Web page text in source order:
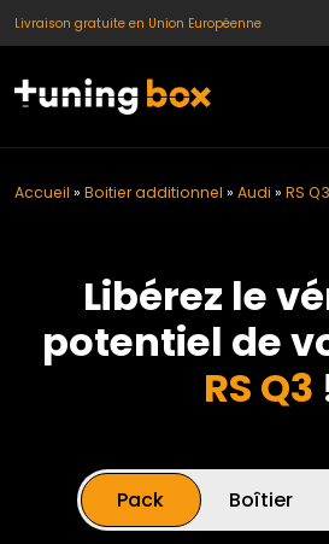
Livraison gratuite en Union Européenne
Accueil » Boitier additionnel » Audi » RS
Libérez le
potentiel de
RS Q3
Pack Boîtier